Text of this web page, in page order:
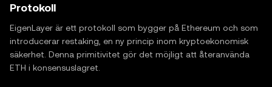
Protokoll
EigenLayer är ett protokoll som bygger på Ethereum och som
introducerar restaking, en ny princip inom kryptoekonomisk
säkerhet. Denna primitivitet gör det möjligt att återanvända
ETH i konsensuslagret.